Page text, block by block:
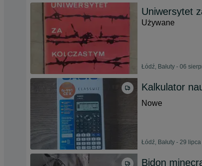
Uniwersytet
Używane
Łódź, Bałuty - 06
Kalkulator
Nowe
Łódź, Bałuty - 29
Bidon